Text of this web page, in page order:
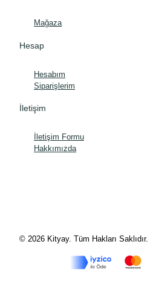
Mağaza
Hesap
Hesabım
Siparişlerim
İletişim
İletişim Formu
Hakkımızda
© 2026 Kityay. Tüm Hakları Saklıdır.